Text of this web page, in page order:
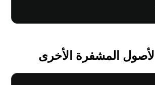
المشفرة الأخرى